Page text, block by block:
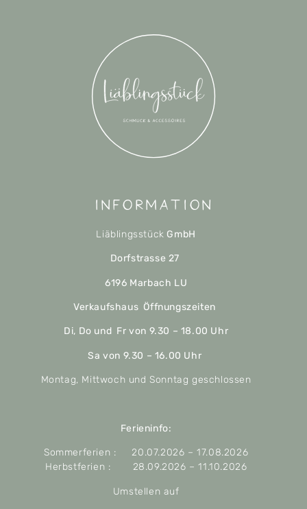
Information
Liäblingsstück GmbH
Dorfstrasse 27
6196 Marbach LU
Verkaufshaus Öffnungszeiten
Di, Do und Fr von 9.30 – 18.00 Uhr
Sa von 9.30 – 16.00 Uhr
Montag, Mittwoch und Sonntag geschlossen
Ferieninfo:
Sommerferien : 20.07.2026 – 17.08.2026
Herbstferien : 28.09.2026 – 11.10.2026
Umstellen auf